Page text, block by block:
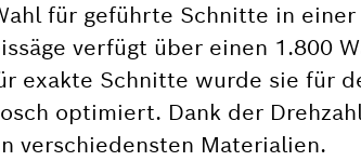
für geführte Schnitte in
verfügt über einen 1.800
exakte Schnitte wurde sie für
optimiert. Dank der
verschiedensten Materialien.